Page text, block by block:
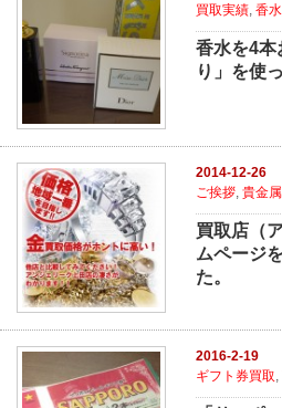
買取実績,香
香水を4本
り」を使
2014-12-26
ご挨拶,貴金
買取店（
ムページ
た。
2016-2-19
ギフト券買取